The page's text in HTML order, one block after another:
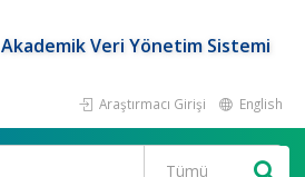
Akademik Veri Yönetim Sistemi
Araştırmacı Girişi English